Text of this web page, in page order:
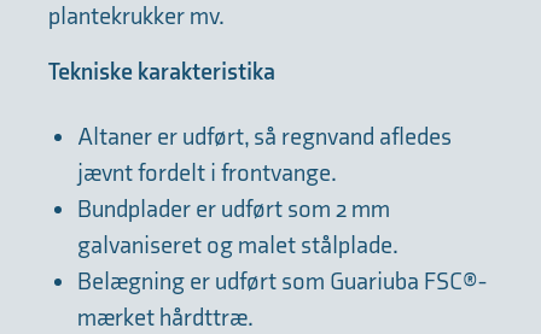
plantekrukker mv.
Tekniske karakteristika
Altaner er udført, så regnvand afledes
jævnt fordelt i frontvange.
Bundplader er udført som 2 mm
galvaniseret og malet stålplade.
Belægning er udført som Guariuba FSC®-
mærket hårdttræ.